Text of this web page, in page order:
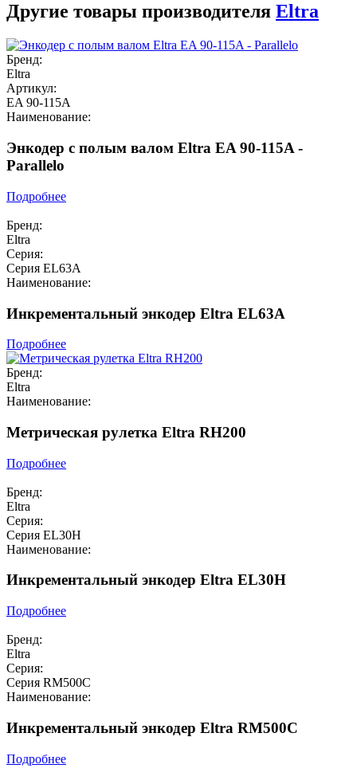
Другие товары производителя Eltra
Бренд:
Eltra
Артикул:
EA 90-115A
Наименование:
Энкодер с полым валом Eltra EA 90-115A -
Parallelo
Подробнее
Бренд:
Eltra
Серия:
Серия EL63A
Наименование:
Инкрементальный энкодер Eltra EL63A
Подробнее
Бренд:
Eltra
Наименование:
Метрическая рулетка Eltra RH200
Подробнее
Бренд:
Eltra
Серия:
Серия EL30H
Наименование:
Инкрементальный энкодер Eltra EL30H
Подробнее
Бренд:
Eltra
Серия:
Серия RM500C
Наименование:
Инкрементальный энкодер Eltra RM500C
Подробнее